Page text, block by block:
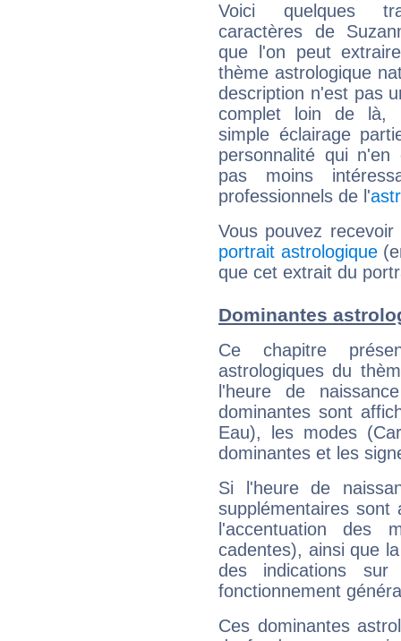
Voici quelques
caractères de
que l'on peut
thème astrologique
description n'est pas
complet loin de là,
simple éclairage
personnalité qui n'en
pas moins
professionnels de l'
Vous pouvez
portrait astrologique
que cet extrait du
Dominantes
Ce chapitre
astrologiques du
l'heure de
dominantes sont
Eau), les modes
dominantes et les
Si l'heure de
supplémentaires sont
l'accentuation des
cadentes), ainsi que
des indications sur
fonctionnement
Ces dominantes